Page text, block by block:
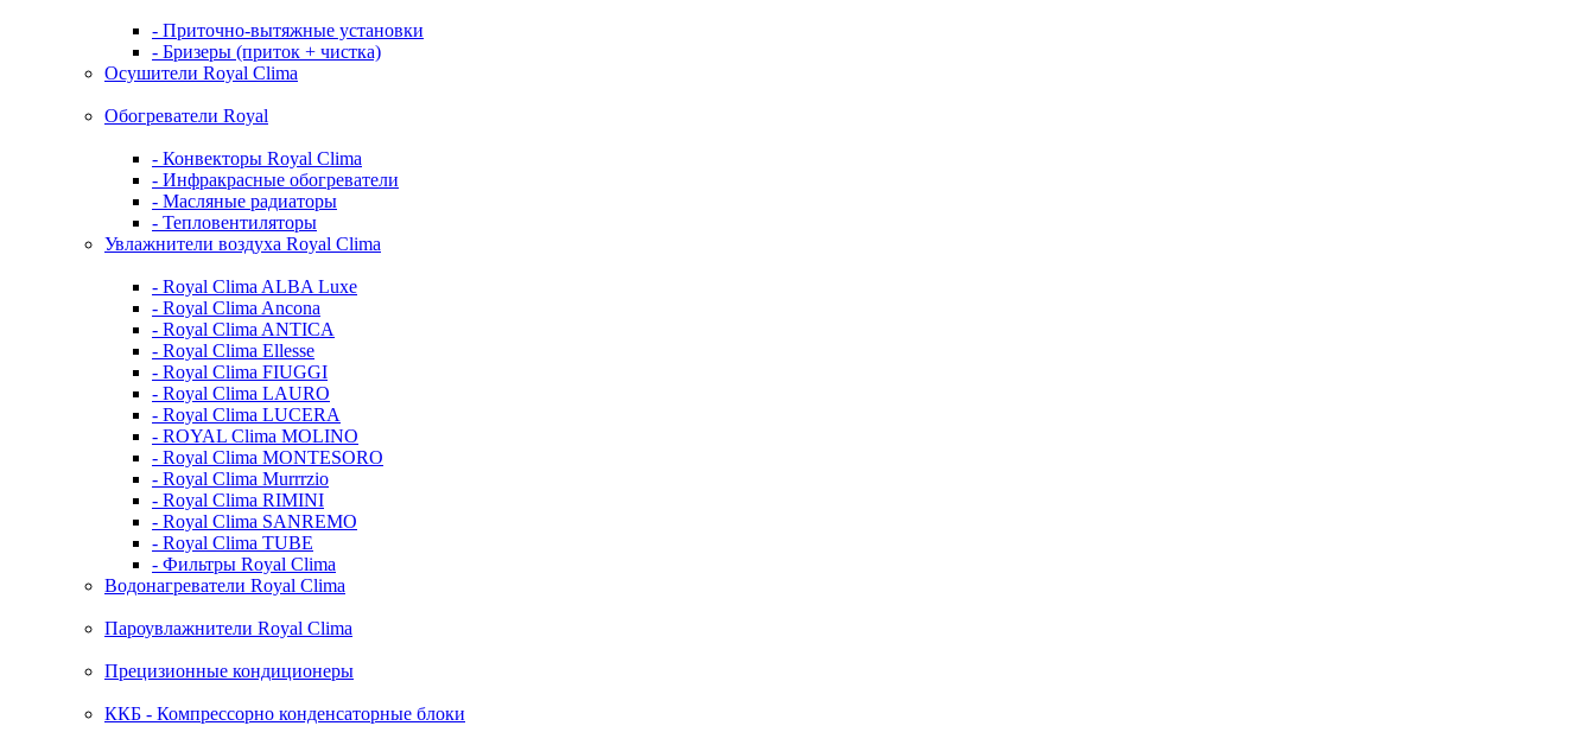
- Приточно-вытяжные установки
- Бризеры (приток + чистка)
Осушители Royal Clima
Обогреватели Royal
- Конвекторы Royal Clima
- Инфракрасные обогреватели
- Масляные радиаторы
- Тепловентиляторы
Увлажнители воздуха Royal Clima
- Royal Clima ALBA Luxe
- Royal Clima Ancona
- Royal Clima ANTICA
- Royal Clima Ellesse
- Royal Clima FIUGGI
- Royal Clima LAURO
- Royal Clima LUCERA
- ROYAL Clima MOLINO
- Royal Clima MONTESORO
- Royal Clima Murrrzio
- Royal Clima RIMINI
- Royal Clima SANREMO
- Royal Clima TUBE
- Фильтры Royal Clima
Водонагреватели Royal Clima
Пароувлажнители Royal Clima
Прецизионные кондиционеры
ККБ - Компрессорно конденсаторные блоки